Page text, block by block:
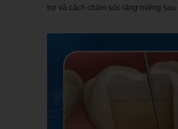
trợ và cách chăm sóc răng miệng